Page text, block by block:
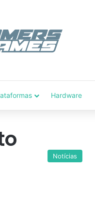
Hardware
Notícias